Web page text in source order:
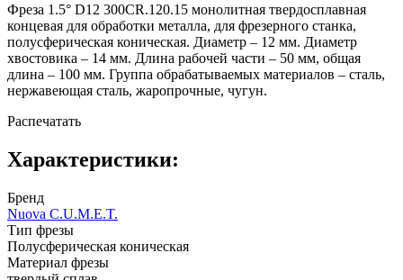
Фреза 1.5° D12 300CR.120.15 монолитная твердосплавная
концевая для обработки металла, для фрезерного станка,
полусферическая коническая. Диаметр – 12 мм. Диаметр
хвостовика – 14 мм. Длина рабочей части – 50 мм, общая
длина – 100 мм. Группа обрабатываемых материалов – сталь,
нержавеющая сталь, жаропрочные, чугун.
Распечатать
Характеристики:
Бренд
Nuova C.U.M.E.T.
Тип фрезы
Полусферическая коническая
Материал фрезы